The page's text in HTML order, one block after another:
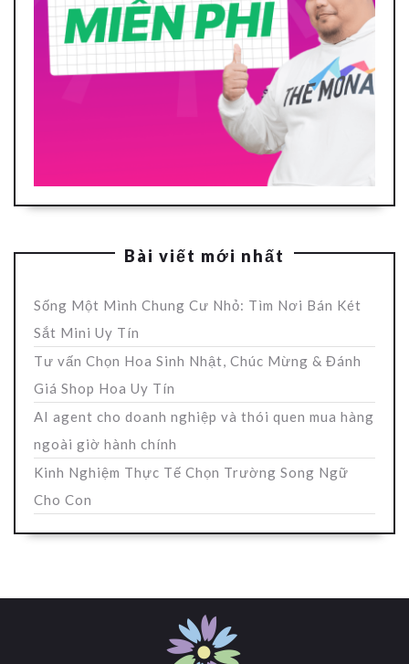
Bài viết mới nhất
Sống Một Mình Chung Cư Nhỏ: Tìm Nơi Bán Két
Sắt Mini Uy Tín
Tư vấn Chọn Hoa Sinh Nhật, Chúc Mừng & Đánh
Giá Shop Hoa Uy Tín
AI agent cho doanh nghiệp và thói quen mua hàng
ngoài giờ hành chính
Kinh Nghiệm Thực Tế Chọn Trường Song Ngữ
Cho Con